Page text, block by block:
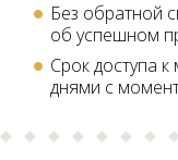
Без обратной
об успешном
Срок доступа
днями с